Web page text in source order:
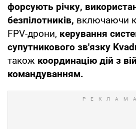
форсують річку,
безпілотників, включаючи
FPV-дрони, керування
супутникового зв'язку
також координацію дій з
командуванням.